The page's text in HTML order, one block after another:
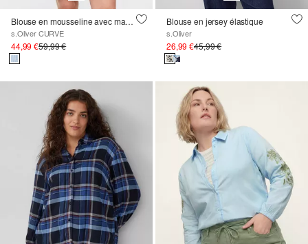
Blouse en mousseline avec manches chauve-souris
s.Oliver CURVE
44,99 €59,99 €
Blouse en jersey élastique
s.Oliver
26,99 €45,99 €